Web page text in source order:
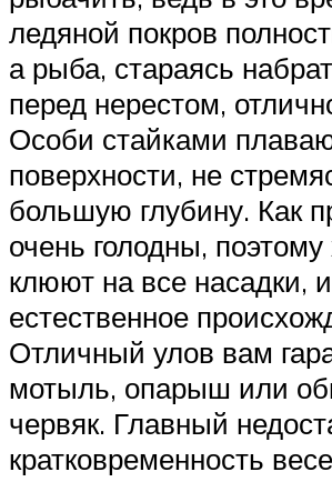
ледяной покров
а рыба, стараясь
перед нерестом,
Особи стайками
поверхности, не
большую глубину. Как
очень голодны,
клюют на все насадки,
естественное
Отличный улов вам
мотыль, опарыш или
червяк. Главный
кратковременность